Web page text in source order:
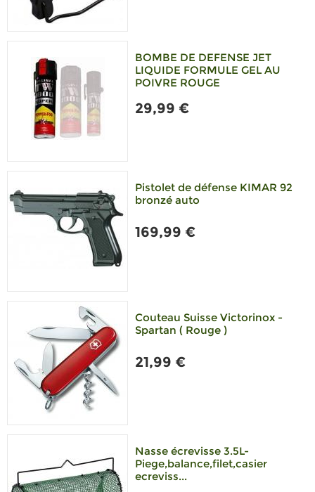
BOMBE DE DEFENSE JET
LIQUIDE FORMULE GEL AU
POIVRE ROUGE
29,99 €
Pistolet de défense KIMAR 92
bronzé auto
169,99 €
Couteau Suisse Victorinox -
Spartan ( Rouge )
21,99 €
Nasse écrevisse 3.5L-
Piege,balance,filet,casier
ecreviss...